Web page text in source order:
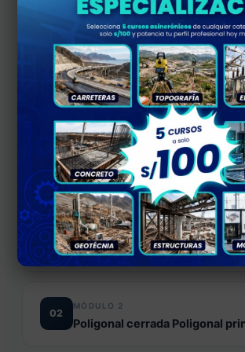
01
MÓDULO 1
Conceptos generales
Clasificación de poligonales
Poligonal cerrada.
Poligonal abierta sin control.
Poligonal abierta con control.
Azimut Y Rumbo.
02
MÓDULO 2
Poligonal cerrada Poligonal